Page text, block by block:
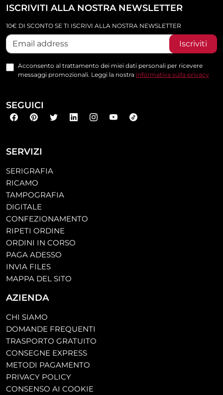
SERVIZI
SERIGRAFIA
RICAMO
TAMPOGRAFIA
DIGITALE
CONFEZIONAMENTO
RIPETI ORDINE
ORDINI IN CORSO
PAGA ADESSO
INVIA FILES
MAPPA DEL SITO
AZIENDA
CHI SIAMO
DOMANDE FREQUENTI
TRASPORTO GRATUITO
CONSEGNE EXPRESS
METODI PAGAMENTO
PRIVACY POLICY
CONSENSO AI COOKIE
ISCRIVITI ALLA NOSTRA NEWSLETTER
10€ DI SCONTO SE TI ISCRIVI ALLA NOSTRA NEWSLETTER
Iscriviti
Acconsento al trattamento dei miei dati personali per ricevere
messaggi promozionali. Leggi la nostra informativa sulla privacy
SEGUICI